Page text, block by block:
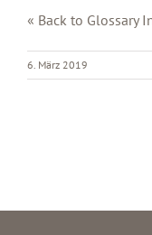
« Back to Glossary
6. März 2019